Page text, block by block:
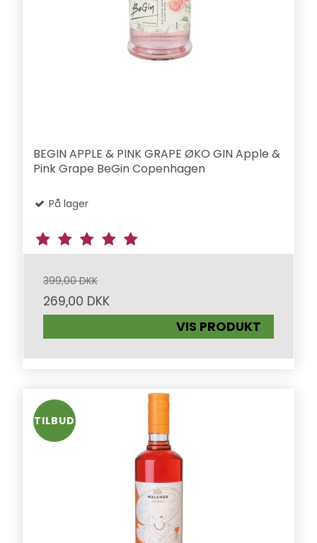
BEGIN APPLE & PINK GRAPE ØKO GIN Apple &
Pink Grape BeGin Copenhagen
På lager
399,00 DKK
269,00 DKK
VIS PRODUKT
TILBUD